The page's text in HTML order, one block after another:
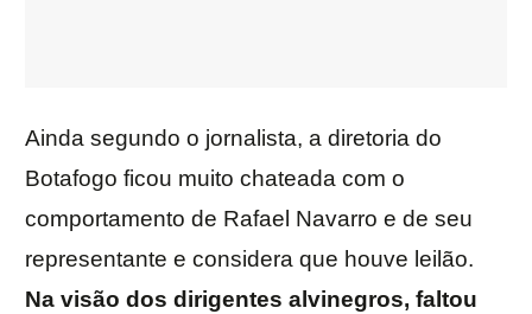
Ainda segundo o jornalista, a diretoria do
Botafogo ficou muito chateada com o
comportamento de Rafael Navarro e de seu
representante e considera que houve leilão.
Na visão dos dirigentes alvinegros, faltou